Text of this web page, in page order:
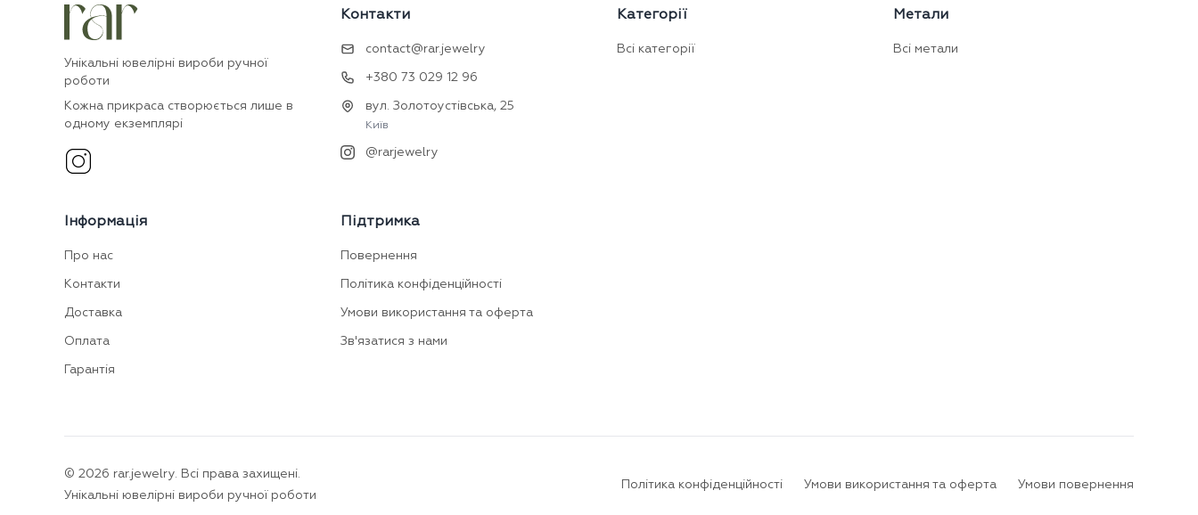
Унікальні ювелірні вироби ручної
роботи
Кожна прикраса створюється лише в
одному екземплярі
Контакти
contact@rar.jewelry
+380 73 029 12 96
вул. Золотоустівська, 25
Київ
@rarjewelry
Категорії
Всі категорії
Метали
Всі метали
Інформація
Про нас
Контакти
Доставка
Оплата
Гарантія
Підтримка
Повернення
Політика конфіденційності
Умови використання та оферта
Зв'язатися з нами
© 2026 rar.jewelry. Всі права захищені.
Унікальні ювелірні вироби ручної роботи
Політика конфіденційності Умови використання та оферта Умови повернення